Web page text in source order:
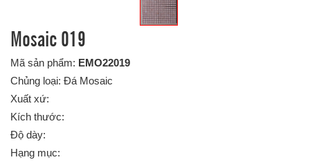
Mosaic 019
Mã sản phẩm: EMO22019
Chủng loại: Đá Mosaic
Xuất xứ:
Kích thước:
Độ dày:
Hạng mục: